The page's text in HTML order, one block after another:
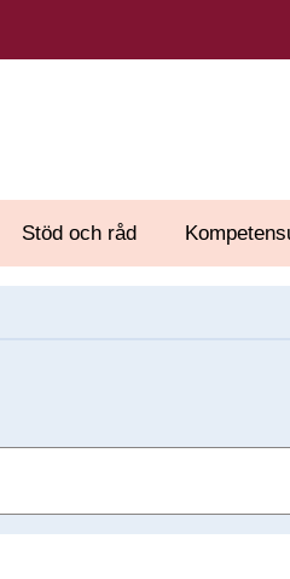
Stöd och råd